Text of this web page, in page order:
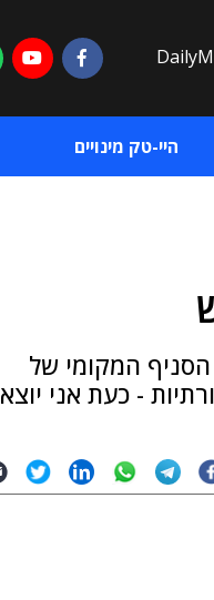
היי-טק מינויים
הסניף המקומי של
- כעת אני יוצא